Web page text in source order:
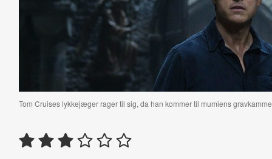
Tom Cruises lykkejæger rager til sig, da han kommer til mumiens